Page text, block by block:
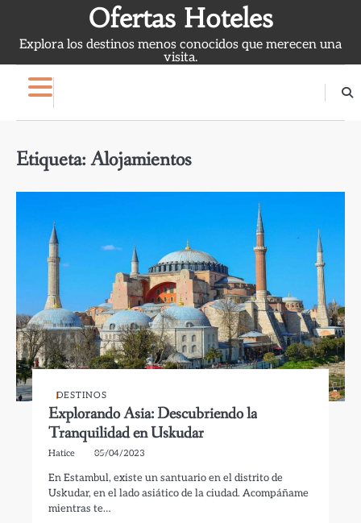
content
Ofertas Hoteles
Explora los destinos menos conocidos que merecen una
visita.
Etiqueta:Alojamientos
DESTINOS
Explorando Asia: Descubriendo la
Tranquilidad en Uskudar
Hatice 05/04/2023
En Estambul, existe un santuario en el distrito de
Uskudar, en el lado asiático de la ciudad. Acompáñame
mientras te…